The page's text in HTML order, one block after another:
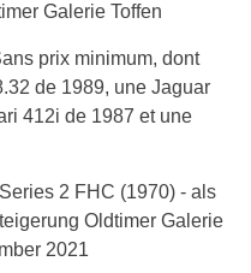
Galerie Toffen
prix minimum, dont
de 1989, une Jaguar
412i de 1987 et une